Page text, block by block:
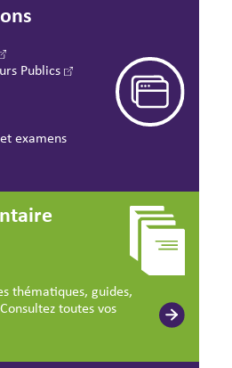
Publics
examens
thématiques, guides,
toutes vos